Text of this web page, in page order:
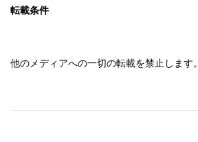
転載条件
他のメディアへの一切の転載を禁止します。